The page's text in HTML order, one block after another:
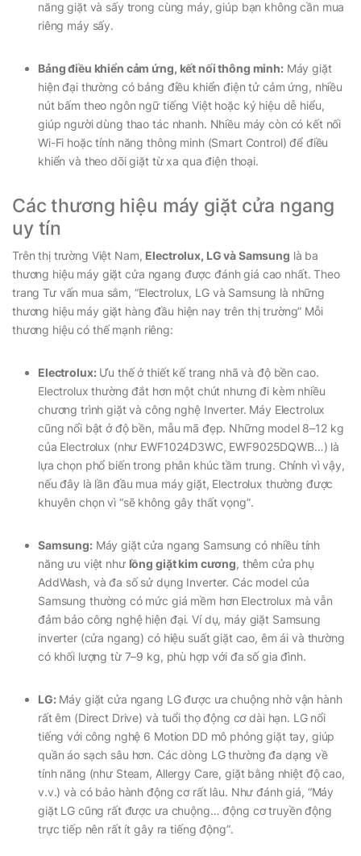
năng giặt và sấy trong cùng máy, giúp bạn không cần mua
riêng máy sấy.
Bảng điều khiển cảm ứng, kết nối thông minh:Máy giặt
hiện đại thường có bảng điều khiển điện tử cảm ứng, nhiều
nút bấm theo ngôn ngữ tiếng Việt hoặc ký hiệu dễ hiểu,
giúp người dùng thao tác nhanh. Nhiều máy còn có kết nối
Wi-Fi hoặc tính năng thông minh (Smart Control) để điều
khiển và theo dõi giặt từ xa qua điện thoại.
Các thương hiệu máy giặt cửa ngang
uy tín
Trên thị trường Việt Nam, Electrolux, LG và Samsung là ba
thương hiệu máy giặt cửa ngang được đánh giá cao nhất. Theo
trang Tư vấn mua sắm, “Electrolux, LG và Samsung là những
thương hiệu máy giặt hàng đầu hiện nay trên thị trường” Mỗi
thương hiệu có thế mạnh riêng:
Electrolux:Ưu thế ở thiết kế trang nhã và độ bền cao.
Electrolux thường đắt hơn một chút nhưng đi kèm nhiều
chương trình giặt và công nghệ Inverter. Máy Electrolux
cũng nổi bật ở độ bền, mẫu mã đẹp. Những model 8–12 kg
của Electrolux (như EWF1024D3WC, EWF9025DQWB…) là
lựa chọn phổ biến trong phân khúc tầm trung. Chính vì vậy,
nếu đây là lần đầu mua máy giặt, Electrolux thường được
khuyên chọn vì “sẽ không gây thất vọng”.
Samsung:Máy giặt cửa ngang Samsung có nhiều tính
năng ưu việt như lồng giặt kim cương, thêm cửa phụ
AddWash, và đa số sử dụng Inverter. Các model của
Samsung thường có mức giá mềm hơn Electrolux mà vẫn
đảm bảo công nghệ hiện đại. Ví dụ, máy giặt Samsung
inverter (cửa ngang) có hiệu suất giặt cao, êm ái và thường
có khối lượng từ 7–9 kg, phù hợp với đa số gia đình.
LG:Máy giặt cửa ngang LG được ưa chuộng nhờ vận hành
rất êm (Direct Drive) và tuổi thọ động cơ dài hạn. LG nổi
tiếng với công nghệ 6 Motion DD mô phỏng giặt tay, giúp
quần áo sạch sâu hơn. Các dòng LG thường đa dạng về
tính năng (như Steam, Allergy Care, giặt bằng nhiệt độ cao,
v.v.) và có bảo hành động cơ rất lâu. Như đánh giá, “Máy
giặt LG cũng rất được ưa chuộng… động cơ truyền động
trực tiếp nên rất ít gây ra tiếng động”.